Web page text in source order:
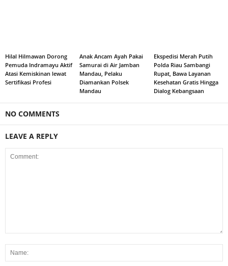
Hilal Hilmawan Dorong
Pemuda Indramayu Aktif
Atasi Kemiskinan lewat
Sertifikasi Profesi
Anak Ancam Ayah Pakai
Samurai di Air Jamban
Mandau, Pelaku
Diamankan Polsek
Mandau
Ekspedisi Merah Putih
Polda Riau Sambangi
Rupat, Bawa Layanan
Kesehatan Gratis Hingga
Dialog Kebangsaan
NO COMMENTS
LEAVE A REPLY